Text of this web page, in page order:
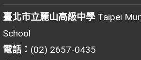
臺北市立麗山高級中學 Taipei
School
電話： (02) 2657-0435